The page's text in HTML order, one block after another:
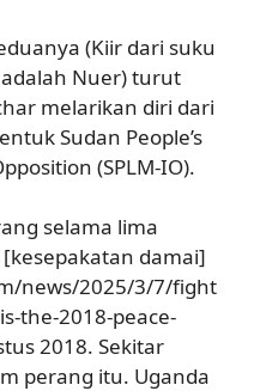
(Kiir dari suku
Nuer) turut
melarikan diri dari
Sudan People’s
(SPLM-IO).
selama lima
damai]
news/2025/3/7/fight
the-2018-peace-
2018. Sekitar
perang itu. Uganda